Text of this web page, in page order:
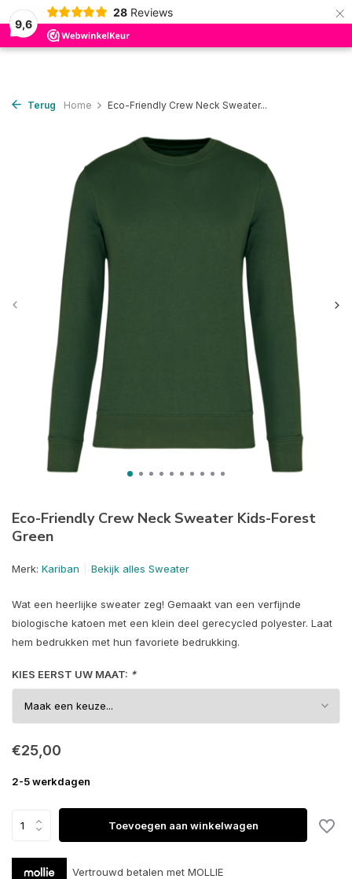
9,6
28 Reviews ×
0
Terug Home Eco-Friendly Crew Neck Sweater...
Eco-Friendly Crew Neck Sweater Kids-Forest
Green
Merk: Kariban Bekijk alles Sweater
Wat een heerlijke sweater zeg! Gemaakt van een verfijnde
biologische katoen met een klein deel gerecycled polyester. Laat
hem bedrukken met hun favoriete bedrukking.
KIES EERST UW MAAT: *
€25,00
2-5 werkdagen
Toevoegen aan winkelwagen
Vertrouwd betalen met MOLLIE